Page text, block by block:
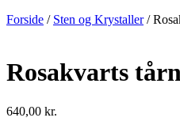
Forside / Sten og Krystaller/
Rosakvarts
640,00 kr.